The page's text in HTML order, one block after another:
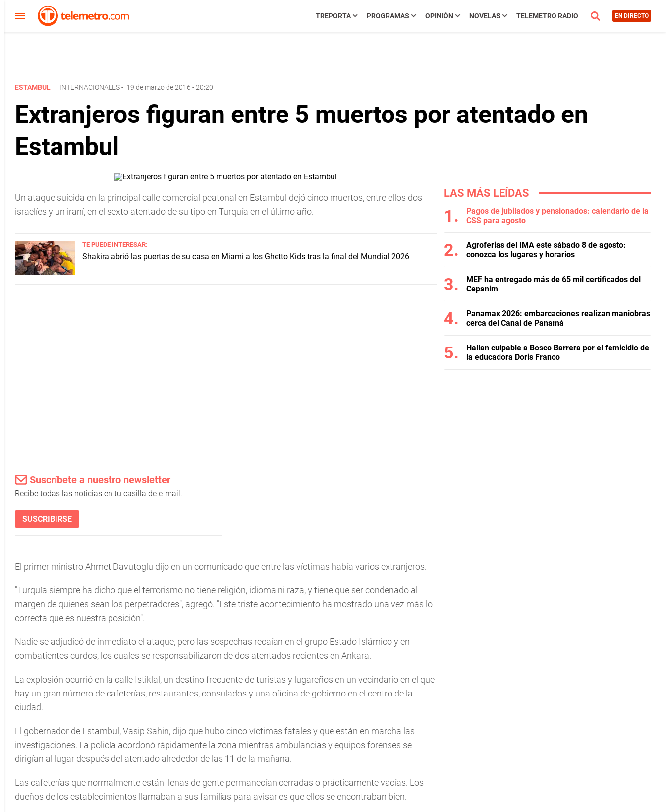
TREPORTA PROGRAMAS OPINIÓN NOVELAS TELEMETRO RADIO EN DIRECTO
ESTAMBUL INTERNACIONALES- 19 de marzo de 2016 - 20:20
Extranjeros figuran entre 5 muertos por atentado en
Estambul
Un ataque suicida en la principal calle comercial peatonal en Estambul dejó cinco muertos, entre ellos dos
israelíes y un iraní, en el sexto atentado de su tipo en Turquía en el último año.
TE PUEDE INTERESAR:
Shakira abrió las puertas de su casa en Miami a los Ghetto Kids tras la final del Mundial 2026
Suscríbete a nuestro newsletter
Recibe todas las noticias en tu casilla de e-mail.
SUSCRIBIRSE
El primer ministro Ahmet Davutoglu dijo en un comunicado que entre las víctimas había varios extranjeros.
"Turquía siempre ha dicho que el terrorismo no tiene religión, idioma ni raza, y tiene que ser condenado al
margen de quienes sean los perpetradores", agregó. "Este triste acontecimiento ha mostrado una vez más lo
correcta que es nuestra posición".
Nadie se adjudicó de inmediato el ataque, pero las sospechas recaían en el grupo Estado Islámico y en
combatientes curdos, los cuales se responsabilizaron de dos atentados recientes en Ankara.
La explosión ocurrió en la calle Istiklal, un destino frecuente de turistas y lugareños en un vecindario en el que
hay un gran número de cafeterías, restaurantes, consulados y una oficina de gobierno en el centro de la
ciudad.
El gobernador de Estambul, Vasip Sahin, dijo que hubo cinco víctimas fatales y que están en marcha las
investigaciones. La policía acordonó rápidamente la zona mientras ambulancias y equipos forenses se
dirigían al lugar después del atentado alrededor de las 11 de la mañana.
Las cafeterías que normalmente están llenas de gente permanecían cerradas o prácticamente vacías. Los
dueños de los establecimientos llamaban a sus familias para avisarles que ellos se encontraban bien.
LAS MÁS LEÍDAS
Pagos de jubilados y pensionados: calendario de la
CSS para agosto
Agroferias del IMA este sábado 8 de agosto:
conozca los lugares y horarios
MEF ha entregado más de 65 mil certificados del
Cepanim
Panamax 2026: embarcaciones realizan maniobras
cerca del Canal de Panamá
Hallan culpable a Bosco Barrera por el femicidio de
la educadora Doris Franco